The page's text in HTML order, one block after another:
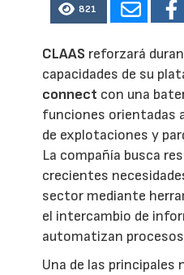
821
CLAAS reforzará
capacidades de su
connect con una
funciones orientadas
de explotaciones y
La compañía busca
crecientes
sector mediante
el intercambio de
automatizan
Una de las principales